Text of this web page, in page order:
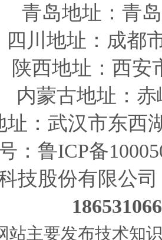
青岛地址 ：青
四川 地址 ：成都
陕西地址 ：西
内蒙古地址：
址：武汉市东西
： 鲁ICP备
技股份有限公司
站主要发布技术知